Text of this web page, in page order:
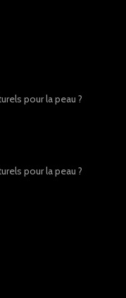
pour la peau ?
pour la peau ?